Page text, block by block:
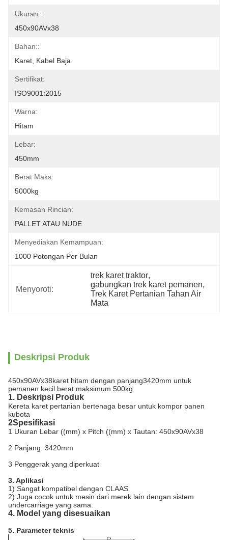
Ukuran::
450x90AVx38
Bahan::
Karet, Kabel Baja
Sertifikat:
ISO9001:2015
Warna:
Hitam
Lebar:
450mm
Berat Maks:
5000kg
Kemasan Rincian:
PALLET ATAU NUDE
Menyediakan Kemampuan:
1000 Potongan Per Bulan
Menyoroti:
trek karet traktor,
gabungkan trek karet pemanen,
Trek Karet Pertanian Tahan Air
Mata
Deskripsi Produk
450x90AVx38karet hitam dengan panjang3420mm untuk
pemanen kecil berat maksimum 500kg
1. Deskripsi Produk
Kereta karet pertanian bertenaga besar untuk kompor panen
kubota
2Spesifikasi
1 Ukuran Lebar ((mm) x Pitch ((mm) x Tautan: 450x90AVx38
2 Panjang: 3420mm
3 Penggerak yang diperkuat
3. Aplikasi
1) Sangat kompatibel dengan CLAAS
2) Juga cocok untuk mesin dari merek lain dengan sistem
undercarriage yang sama.
4. Model yang disesuaikan
5. Parameter teknis